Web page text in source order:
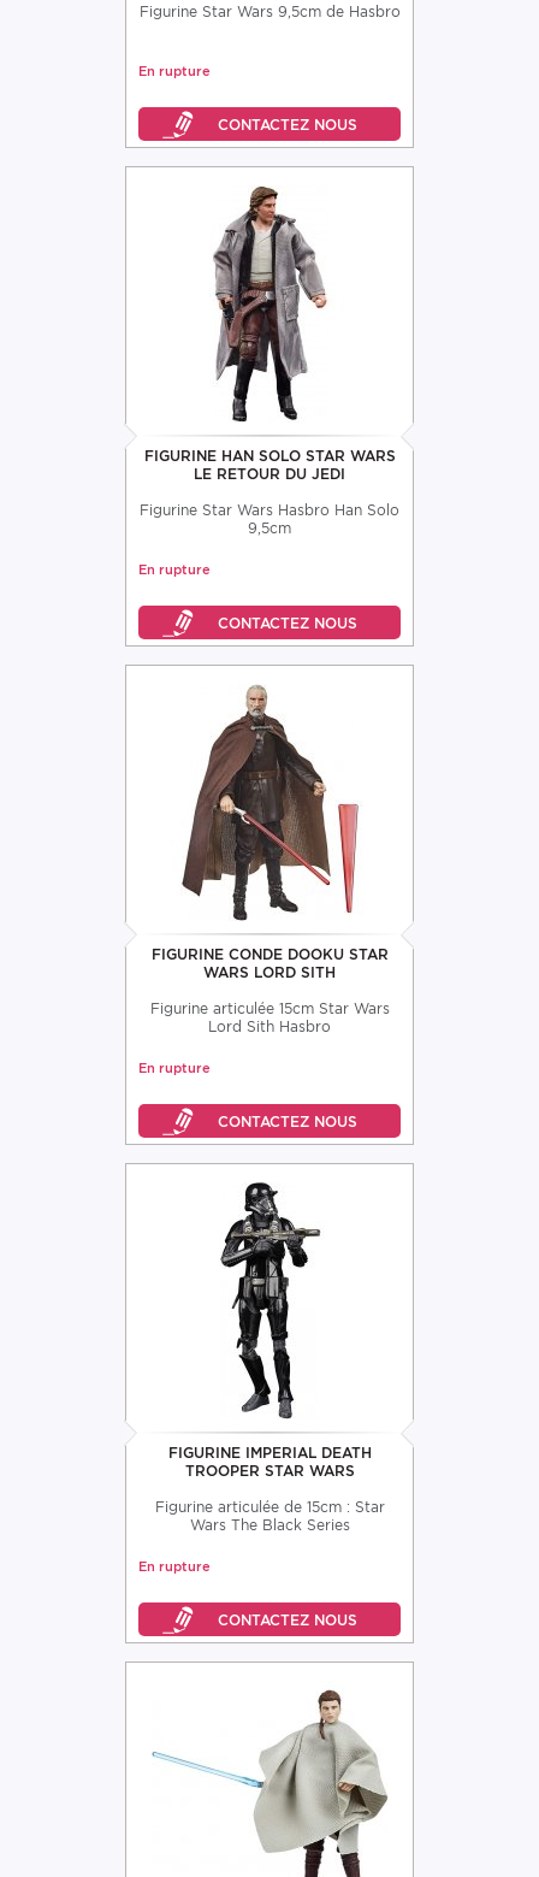
Figurine Star Wars 9,5cm de Hasbro
En rupture
FIGURINE HAN SOLO STAR WARS
LE RETOUR DU JEDI
Figurine Star Wars Hasbro Han Solo
9,5cm
En rupture
FIGURINE CONDE DOOKU STAR
WARS LORD SITH
Figurine articulée 15cm Star Wars
Lord Sith Hasbro
En rupture
FIGURINE IMPERIAL DEATH
TROOPER STAR WARS
Figurine articulée de 15cm : Star
Wars The Black Series
En rupture